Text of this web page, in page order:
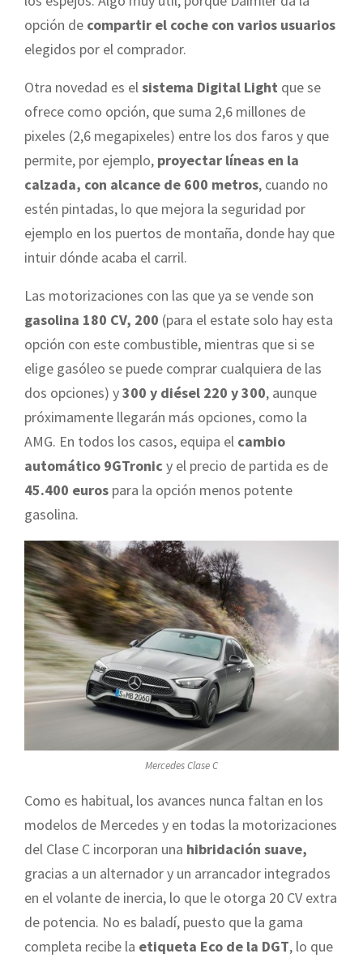
opción de compartir el coche con varios usuarios
elegidos por el comprador.
Otra novedad es elsistema Digital Light que se
ofrece como opción, que suma 2,6 millones de
pixeles (2,6 megapixeles) entre los dos faros y que
permite, por ejemplo, proyectar líneas en la
calzada, con alcance de 600 metros, cuando no
estén pintadas, lo que mejora la seguridad por
ejemplo en los puertos de montaña, donde hay que
intuir dónde acaba el carril.
Las motorizaciones con las que ya se vende son
gasolina 180 CV, 200 (para el estate solo hay esta
opción con este combustible, mientras que si se
elige gasóleo se puede comprar cualquiera de las
dos opciones) y300 y diésel 220 y 300, aunque
próximamente llegarán más opciones, como la
AMG. En todos los casos, equipa el cambio
automático 9GTronic y el precio de partida es de
45.400 euros para la opción menos potente
gasolina.
Mercedes Clase C
Como es habitual, los avances nunca faltan en los
modelos de Mercedes y en todas la motorizaciones
del Clase C incorporan una hibridación suave,
gracias a un alternador y un arrancador integrados
en el volante de inercia, lo que le otorga 20 CV extra
de potencia. No es baladí, puesto que la gama
completa recibe la etiqueta Eco de la DGT, lo que